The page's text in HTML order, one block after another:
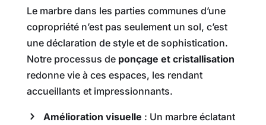
Le marbre dans les parties communes d’une
copropriété n’est pas seulement un sol, c’est
une déclaration de style et de sophistication.
Notre processus de ponçage et cristallisation
redonne vie à ces espaces, les rendant
accueillants et impressionnants.
Amélioration visuelle : Un marbre éclatant